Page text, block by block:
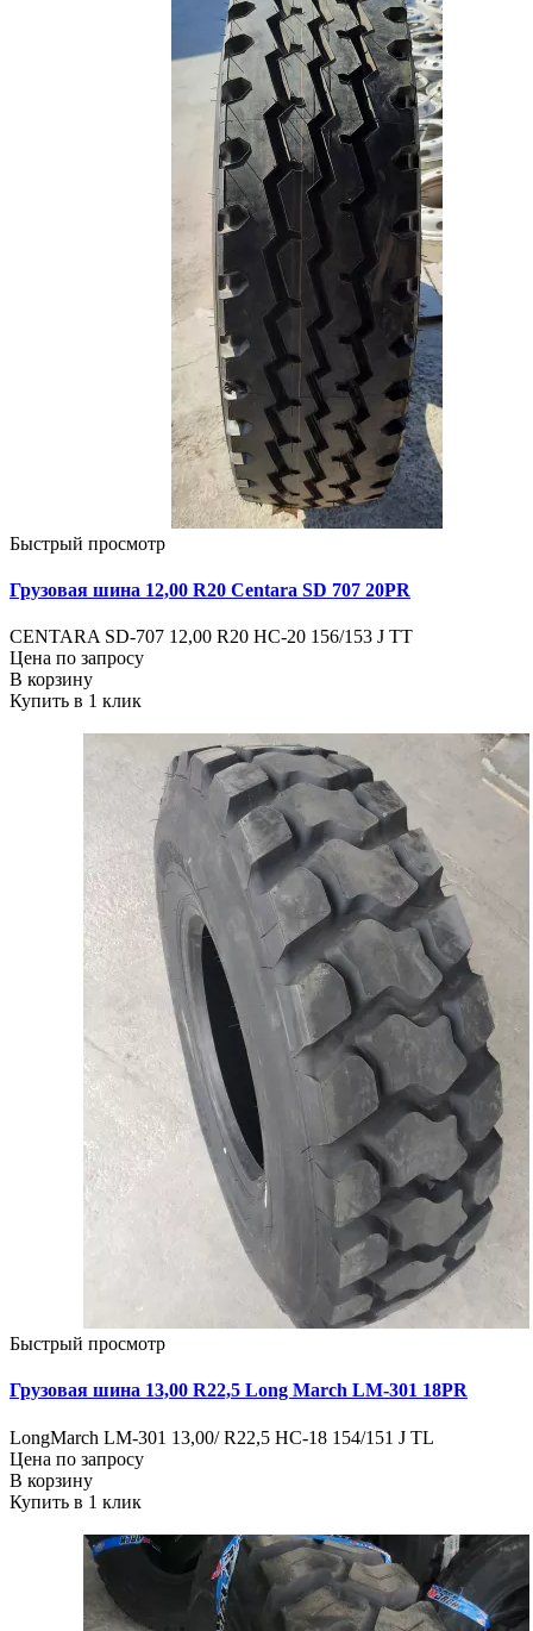
Быстрый просмотр
Грузовая шина 12,00 R20 Centara SD 707 20PR
CENTARA SD-707 12,00 R20 HC-20 156/153 J TT
Цена по запросу
В корзину
Купить в 1 клик
Быстрый просмотр
Грузовая шина 13,00 R22,5 Long March LM-301 18PR
LongMarch LM-301 13,00/ R22,5 НС-18 154/151 J TL
Цена по запросу
В корзину
Купить в 1 клик